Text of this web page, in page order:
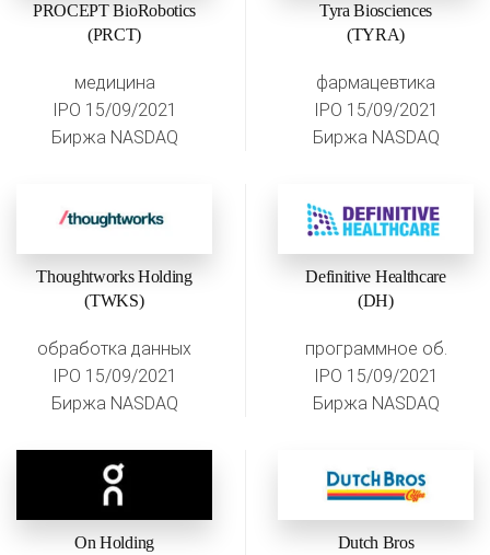
PROCEPT BioRobotics
(PRCT)
медицина
IPO 15/09/2021
Биржа NASDAQ
Tyra Biosciences
(TYRA)
фармацевтика
IPO 15/09/2021
Биржа NASDAQ
Thoughtworks Holding
(TWKS)
обработка данных
IPO 15/09/2021
Биржа NASDAQ
Definitive Healthcare
(DH)
программное об.
IPO 15/09/2021
Биржа NASDAQ
On Holding
Dutch Bros